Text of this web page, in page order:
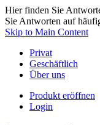
Hier finden Sie
Sie Antworten auf
Skip to Main Content
Privat
Geschäftlich
Über uns
Produkt eröffnen
Login